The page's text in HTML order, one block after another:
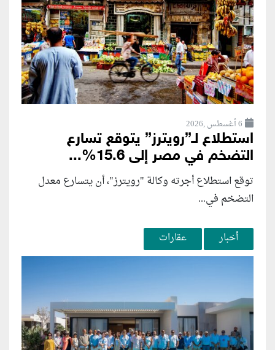
6 أغسطس ,2026
استطلاع لـ”رويترز” يتوقع تسارع
التضخم في مصر إلى 15.6%...
توقع استطلاع أجرته وكالة "رويترز"، أن يتسارع ‌معدل
التضخم في...
أخبار عقارات